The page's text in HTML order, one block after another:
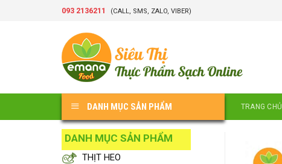
093 2136211 (CALL, SMS, ZALO, VIBER)
DANH MỤC SẢN PHẨM TRANG CHỦ
DANH MỤC SẢN PHẨM
THỊT HEO